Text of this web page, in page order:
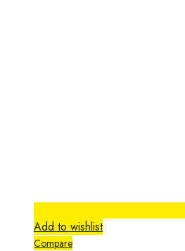
Add to wishlist
Compare